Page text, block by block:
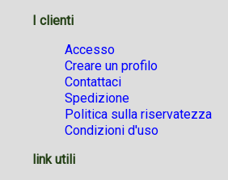
I clienti
Accesso
Creare un profilo
Contattaci
Spedizione
Politica sulla riservatezza
Condizioni d'uso
link utili